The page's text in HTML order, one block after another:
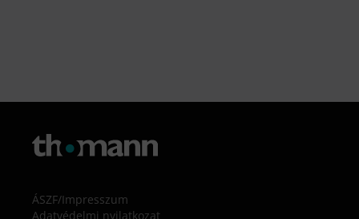
ÁSZF/Impresszum
Adatvédelmi nyilatkozat